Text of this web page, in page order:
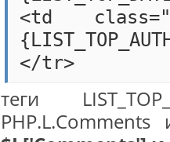
<td
</tr>
теги